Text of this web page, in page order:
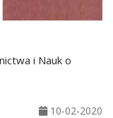
i Nauk o
10-02-2020